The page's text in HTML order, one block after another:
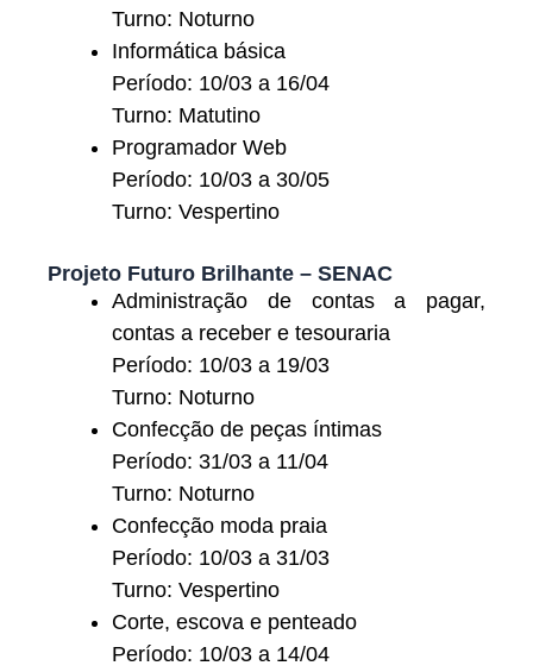
Turno: Noturno
Informática básica
Período: 10/03 a 16/04
Turno: Matutino
Programador Web
Período: 10/03 a 30/05
Turno: Vespertino
Projeto Futuro Brilhante – SENAC
Administração de contas a pagar,
contas a receber e tesouraria
Período: 10/03 a 19/03
Turno: Noturno
Confecção de peças íntimas
Período: 31/03 a 11/04
Turno: Noturno
Confecção moda praia
Período: 10/03 a 31/03
Turno: Vespertino
Corte, escova e penteado
Período: 10/03 a 14/04